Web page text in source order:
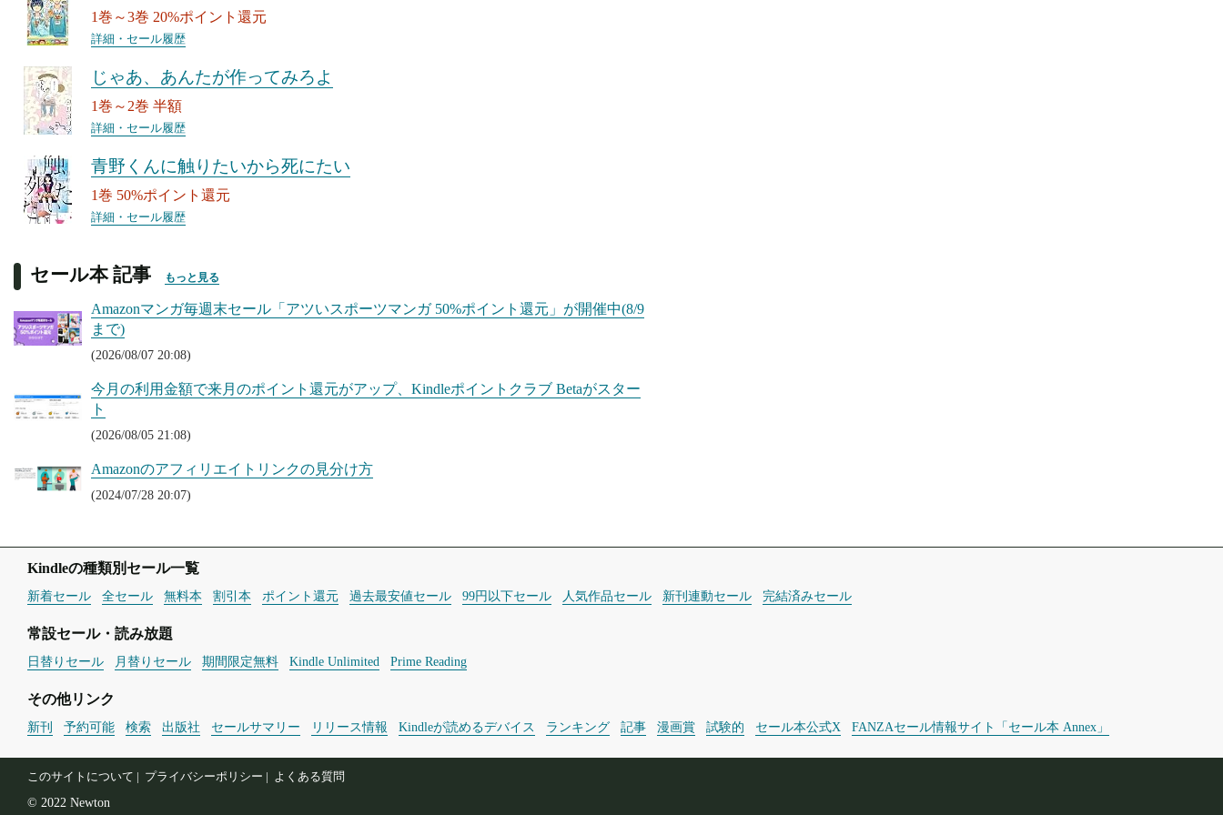
1巻～3巻 20%ポイント還元
詳細・セール履歴
じゃあ、あんたが作ってみろよ
1巻～2巻 半額
詳細・セール履歴
青野くんに触りたいから死にたい
1巻 50%ポイント還元
詳細・セール履歴
セール本 記事 もっと見る
Amazonマンガ毎週末セール「アツいスポーツマンガ 50%ポイント還元」が開催中(8/9
まで)
(2026/08/07 20:08)
今月の利用金額で来月のポイント還元がアップ、Kindleポイントクラブ Betaがスター
ト
(2026/08/05 21:08)
Amazonのアフィリエイトリンクの見分け方
(2024/07/28 20:07)
Kindleの種類別セール一覧
新着セール 全セール 無料本 割引本 ポイント還元 過去最安値セール 99円以下セール 人気作品セール 新刊連動セール 完結済みセール
常設セール・読み放題
日替りセール 月替りセール 期間限定無料 Kindle Unlimited Prime Reading
その他リンク
新刊 予約可能 検索 出版社 セールサマリー リリース情報 Kindleが読めるデバイス ランキング 記事 漫画賞 試験的 セール本公式X FANZAセール情報サイト「セール本 Annex」
このサイトについて プライバシーポリシー よくある質問
© 2022 Newton